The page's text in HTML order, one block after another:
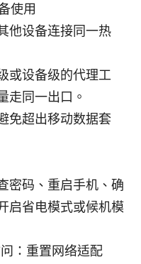
使用
他设备连接同一热
或设备级的代理工
走同一出口。
免超出移动数据套
密码、重启手机、确
启省电模式或候机模
：重置网络适配